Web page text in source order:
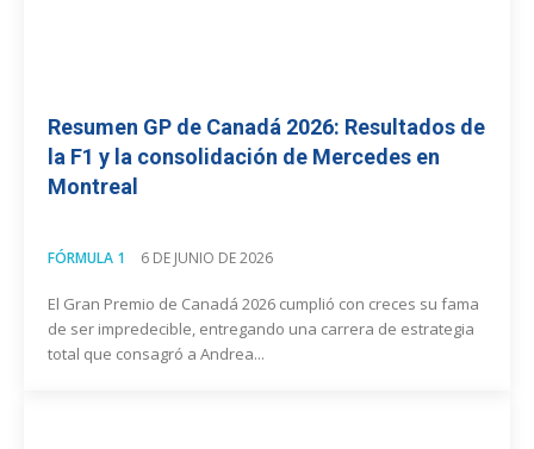
Resumen GP de Canadá 2026: Resultados de
la F1 y la consolidación de Mercedes en
Montreal
FÓRMULA 1 6 DE JUNIO DE 2026
El Gran Premio de Canadá 2026 cumplió con creces su fama
de ser impredecible, entregando una carrera de estrategia
total que consagró a Andrea...